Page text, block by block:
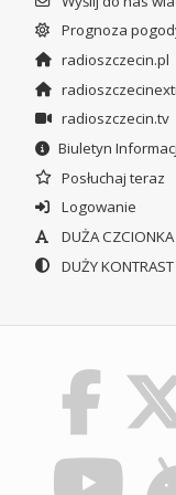
Prognoza
radioszczecin.pl
radioszczecin.tv
Biuletyn
Posłuchaj teraz
Logowanie
DUŻA CZCIONKA
DUŻY KONTRAST